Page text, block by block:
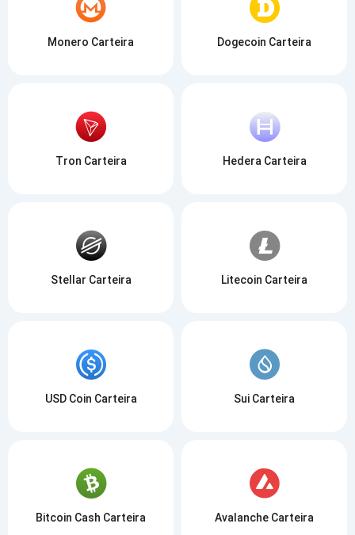
Monero Carteira Dogecoin Carteira
Tron Carteira Hedera Carteira
Stellar Carteira Litecoin Carteira
USD Coin Carteira Sui Carteira
Bitcoin Cash Carteira Avalanche Carteira